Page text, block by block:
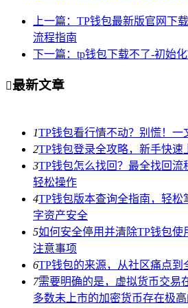
上一篇：TP钱包最新版官网下
流程指南
下一篇：tp钱包下载不了-初始化
最新文章
1TP钱包看行情不动？别慌！
2TP钱包登录全攻略，新手快速
3TP钱包怎么找回？最全找回
轻松操作
4TP钱包版本查询全指南，轻
字资产安全
5如何安全停用并清除TP钱包使
注意事项
6TP钱包的来源，从社区痛点到
7需要明确的是，虚拟货币交易
多数未上市的加密货币存在极